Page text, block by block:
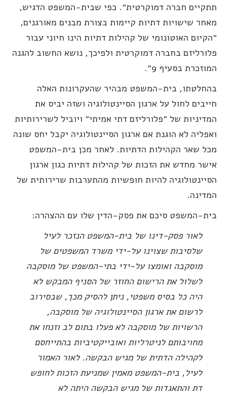
חברה דמוקרטית״. כפי שבית-המשפט הדגיש,
שישויות דתיות קיימות בצורת מבנים מאורגנים,
האוטונומי של קהילות דתיות הינו חיוני עבור
בחברה דמוקרטית ולפיכך, נושא החשוב להגנה
בסעיף 9״.
בית-המשפט מבהיר שהעקרונות האלה
לחול על ארגון הסיינטולוגיה ושזה יביס את
של ״פלורליזם דתי אמיתי״ ויוביל לשרירותיות
לא הוגנת אם ארגון הסיינטולוגיה יקבל יחס שונה
שאר הקהילות הדתיות. לאחר מכן בית-המשפט
מחדש את הזכות של קהילות דתיות כגון ארגון
להיות חופשיות מהתערבות שרירותית של
המשפט סיכם את פסק-הדין שלו עם ההצהרה:
לאור פסק-דינו של בית-המשפט הנזכר לעיל
שלסיבות שצוינו על-ידי משרד המשפטים של
מוסקבה ואומצו על-ידי בתי-המשפט של מוסקבה
לשלול את הרישום החוזר של הסניף המבקש לא
היה כל בסיס משפטי, ניתן להסיק מכך, שבסירוב
לרשום את ארגון הסיינטולוגיה של מוסקבה,
הרשויות של מוסקבה לא פעלו בתום לב וזנחו את
מחויבותם לניטרליות ואובייקטיביות בהתייחסם
לקהילה הדתית של מגיש הבקשה. לאור האמור
לעיל, בית-המשפט מאמין שמניעת הזכות לחופש
דת והתאגדות של מגיש הבקשה היתה לא